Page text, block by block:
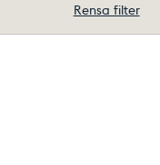
Rensa filter